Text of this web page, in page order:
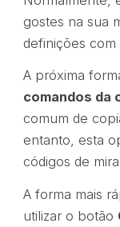
gostes na sua
definições
A próxima
comandos da
comum de
entanto, esta
códigos de
A forma mais
utilizar o botão